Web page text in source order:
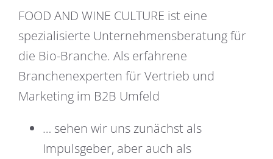
FOOD AND WINE CULTURE ist eine
spezialisierte Unternehmensberatung für
die Bio-Branche. Als erfahrene
Branchenexperten für Vertrieb und
Marketing im B2B Umfeld
… sehen wir uns zunächst als
Impulsgeber, aber auch als